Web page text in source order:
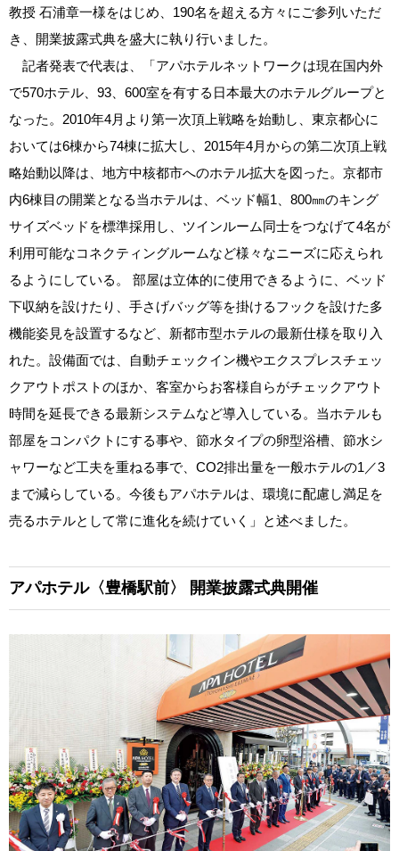
教授 石浦章一様をはじめ、190名を超える方々にご参列いただ
き、開業披露式典を盛大に執り行いました。
記者発表で代表は、「アパホテルネットワークは現在国内外
で570ホテル、93、600室を有する日本最大のホテルグループと
なった。2010年4月より第一次頂上戦略を始動し、東京都心に
おいては6棟から74棟に拡大し、2015年4月からの第二次頂上戦
略始動以降は、地方中核都市へのホテル拡大を図った。京都市
内6棟目の開業となる当ホテルは、ベッド幅1、800㎜のキング
サイズベッドを標準採用し、ツインルーム同士をつなげて4名が
利用可能なコネクティングルームなど様々なニーズに応えられ
るようにしている。 部屋は立体的に使用できるように、ベッド
下収納を設けたり、手さげバッグ等を掛けるフックを設けた多
機能姿見を設置するなど、新都市型ホテルの最新仕様を取り入
れた。設備面では、自動チェックイン機やエクスプレスチェッ
クアウトポストのほか、客室からお客様自らがチェックアウト
時間を延長できる最新システムなど導入している。当ホテルも
部屋をコンパクトにする事や、節水タイプの卵型浴槽、節水シ
ャワーなど工夫を重ねる事で、CO2排出量を一般ホテルの1／3
まで減らしている。今後もアパホテルは、環境に配慮し満足を
売るホテルとして常に進化を続けていく」と述べました。
アパホテル〈豊橋駅前〉 開業披露式典開催